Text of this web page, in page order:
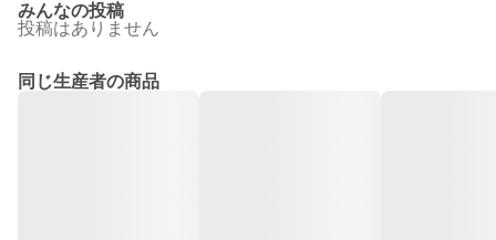
みんなの投稿
投稿はありません
同じ生産者の商品